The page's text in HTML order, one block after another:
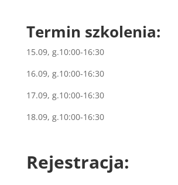
Termin szkolenia:
15.09, g.10:00-16:30
16.09, g.10:00-16:30
17.09, g.10:00-16:30
18.09, g.10:00-16:30
Rejestracja: